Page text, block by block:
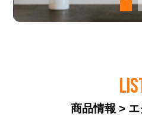
商品情報 >